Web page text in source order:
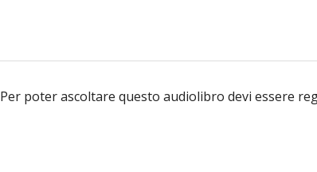
Per poter ascoltare questo audiolibro devi essere